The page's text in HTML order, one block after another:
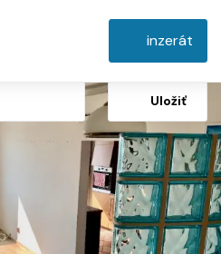
inzerát
Uložiť